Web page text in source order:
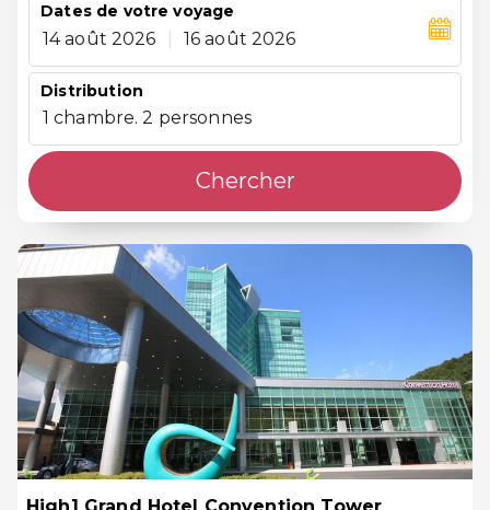
Dates de votre voyage
14 août 2026 16 août 2026
Distribution
1 chambre. 2 personnes
Chercher